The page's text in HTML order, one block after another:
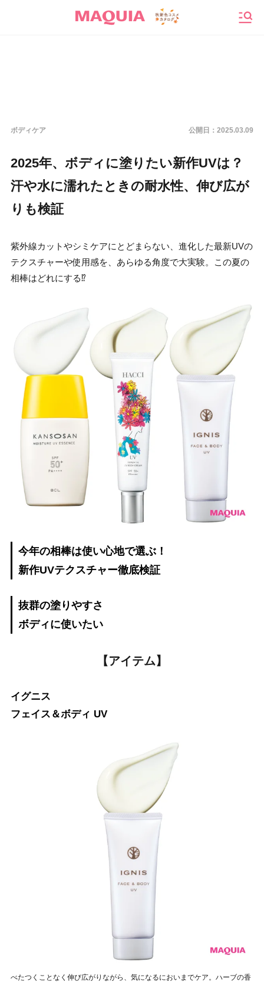
ボディケア 公開日： 2025.03.09
2025年、ボディに塗りたい新作UVは？
汗や水に濡れたときの耐水性、伸び広が
りも検証
紫外線カットやシミケアにとどまらない、進化した最新UVの
テクスチャーや使用感を、あらゆる角度で大実験。この夏の
相棒はどれにする⁉
今年の相棒は使い心地で選ぶ！
新作UVテクスチャー徹底検証
抜群の塗りやすさ
ボディに使いたい
【アイテム】
イグニス
フェイス＆ボディ UV
べたつくことなく伸び広がりながら、気になるにおいまでケア。ハーブの香